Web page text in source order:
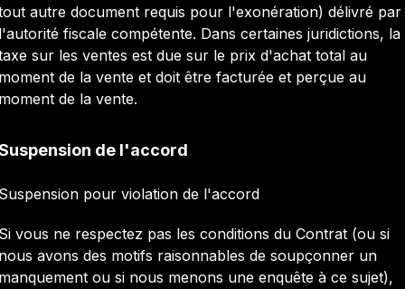
autre document requis pour l'exonération) délivré par
fiscale compétente. Dans certaines juridictions, la
sur les ventes est due sur le prix d'achat total au
de la vente et doit être facturée et perçue au
de la vente.
de l'accord
pour violation de l'accord
vous ne respectez pas les conditions du Contrat (ou si
avons des motifs raisonnables de soupçonner un
ou si nous menons une enquête à ce sujet),